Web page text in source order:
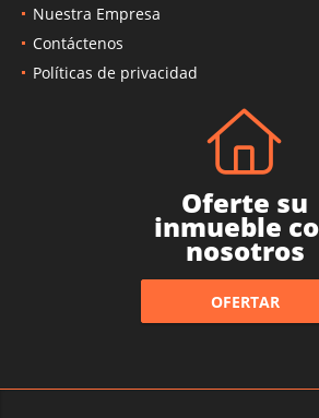
Novedades
Nuestra Empresa
Contáctenos
Oferte su
inmueble con
nosotros
OFERTAR